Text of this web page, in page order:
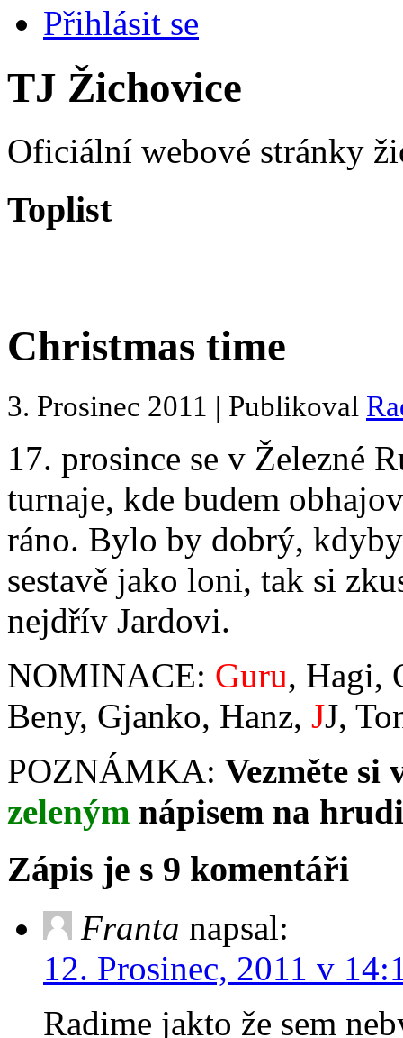
Přihlásit se
TJ Žichovice
Oficiální webové stránky
Toplist
Christmas time
3. Prosinec 2011 | Publikoval
17. prosince se v Železné
turnaje, kde budem
ráno. Bylo by dobrý,
sestavě jako loni, tak si
nejdřív Jardovi.
NOMINACE: Guru, Hagi,
Beny, Gjanko, Hanz, JJ,
POZNÁMKA: Vezměte si
zeleným nápisem na
Zápis je s 9 komentáři
Franta napsal:
12. Prosinec, 2011 v
Radime jakto že sem